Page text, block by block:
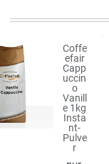
Coffe
efair
Capp
uccin
o
Vanill
e 1kg
Insta
nt-
Pulve
r